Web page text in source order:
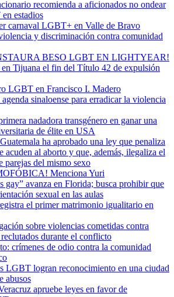
recomienda a aficionados no ondear
estadios
carnaval LGBT+ en Valle de Bravo
y discriminación contra comunidad
BESO LGBT EN LIGHTYEAR!
Tijuana el fin del Título 42 de expulsión
LGBT en Francisco I. Madero
sinaloense para erradicar la violencia
nadadora transgénero en ganar una
de élite en USA
ha aprobado una ley que penaliza
acuden al aborto y que, además, ilegaliza el
parejas del mismo sexo
Menciona Yuri
gay” avanza en Florida; busca prohibir que
sexual en las aulas
el primer matrimonio igualitario en
sobre violencias cometidas contra
durante el conflicto
crímenes de odio contra la comunidad
LGBT logran reconocimiento en una ciudad
abusos
apruebe leyes en favor de